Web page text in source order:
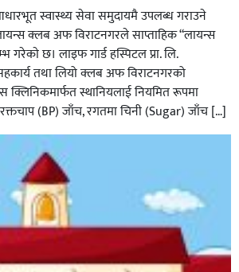
स्वास्थ्य सेवा समुदायमै उपलब्ध गराउने
क्लब अफ विराटनगरले साप्ताहिक “लायन्स
गरेकाे छ। लाइफ गार्ड हस्पिटल प्रा. लि.
तथा लियो क्लब अफ विराटनगरको
स्थानियलाई नियमित रूपमा
रक्तचाप (BP) जाँच, रगतमा चिनी (Sugar) जाँच […]